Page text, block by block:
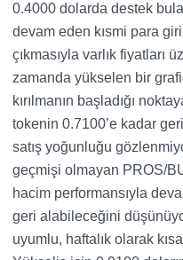
0.4000 dolarda destek
devam eden kısmi para
çıkmasıyla varlık fiyatları
zamanda yükselen bir
kırılmanın başladığı
tokenin 0.7100’e kadar
satış yoğunluğu
geçmişi olmayan PROS/
hacim performansıyla
geri alabileceğini
uyumlu, haftalık olarak